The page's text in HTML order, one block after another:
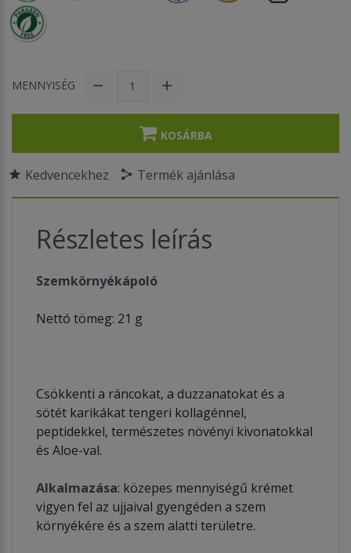
MENNYISÉG
KOSÁRBA
Kedvencekhez Termék ajánlása
Részletes leírás
Szemkörnyékápoló
Nettó tömeg: 21 g
Csökkenti a ráncokat, a duzzanatokat és a
sötét karikákat tengeri kollagénnel,
peptidekkel, természetes növényi kivonatokkal
és Aloe-val.
Alkalmazása: közepes mennyiségű krémet
vigyen fel az ujjaival gyengéden a szem
környékére és a szem alatti területre.